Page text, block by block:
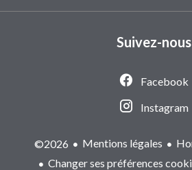
Suivez-nous
Facebook
Instagram
©2026 Mentions légales
Changer ses préférences